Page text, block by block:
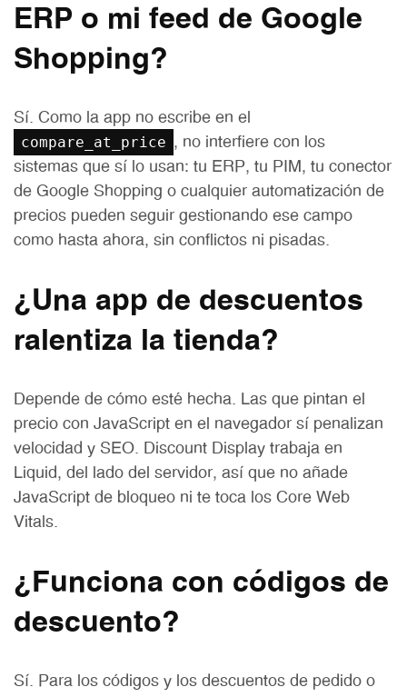
ERP o mi feed de Google
Shopping?
Sí. Como la app no escribe en el
compare_at_price , no interfiere con los
sistemas que sí lo usan: tu ERP, tu PIM, tu conector
de Google Shopping o cualquier automatización de
precios pueden seguir gestionando ese campo
como hasta ahora, sin conflictos ni pisadas.
¿Una app de descuentos
ralentiza la tienda?
Depende de cómo esté hecha. Las que pintan el
precio con JavaScript en el navegador sí penalizan
velocidad y SEO. Discount Display trabaja en
Liquid, del lado del servidor, así que no añade
JavaScript de bloqueo ni te toca los Core Web
Vitals.
¿Funciona con códigos de
descuento?
Sí. Para los códigos y los descuentos de pedido o